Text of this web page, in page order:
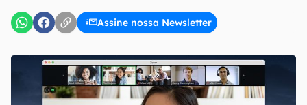
Assine nossa Newsletter
Confirmo que li, aceito e concordo com os Termos de
Uso e Política de Privacidade do Canaltech.